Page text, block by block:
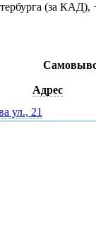
(за
Адрес
ул., 21